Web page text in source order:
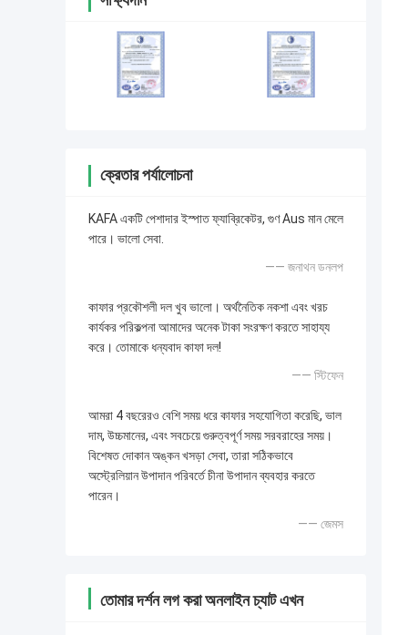
ক্রেতার পর্যালোচনা
KAFA একটি পেশাদার ইস্পাত ফ্যাব্রিকেটর, গুণ Aus মান মেলে
পারে। ভালো সেবা.
—— জনাথন ডনলপ
কাফার প্রকৌশলী দল খুব ভালো। অর্থনৈতিক নকশা এবং খরচ
কার্যকর পরিকল্পনা আমাদের অনেক টাকা সংরক্ষণ করতে সাহায্য
করে। তোমাকে ধন্যবাদ কাফা দল!
—— স্টিফেন
আমরা 4 বছরেরও বেশি সময় ধরে কাফার সহযোগিতা করেছি, ভাল
দাম, উচ্চমানের, এবং সবচেয়ে গুরুত্বপূর্ণ সময় সরবরাহের সময়।
বিশেষত দোকান অঙ্কন খসড়া সেবা, তারা সঠিকভাবে
অস্ট্রেলিয়ান উপাদান পরিবর্তে চীনা উপাদান ব্যবহার করতে
পারেন।
—— জেমস
তোমার দর্শন লগ করা অনলাইন চ্যাট এখন